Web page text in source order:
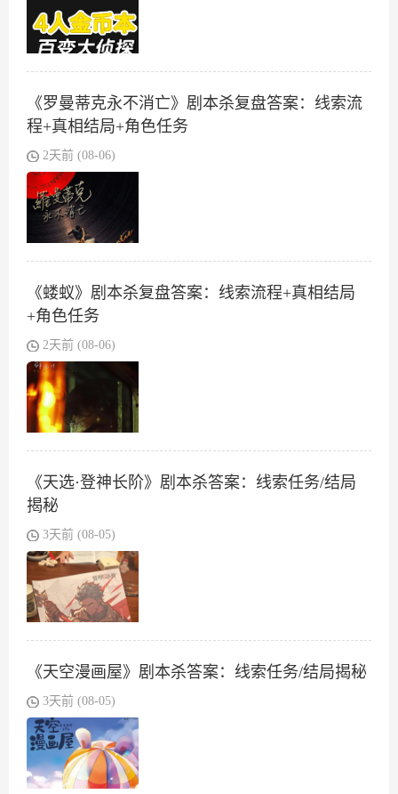
《罗曼蒂克永不消亡》剧本杀复盘答案：线索流
程+真相结局+角色任务
2天前 (08-06)
《蝼蚁》剧本杀复盘答案：线索流程+真相结局
+角色任务
2天前 (08-06)
《天选·登神长阶》剧本杀答案：线索任务/结局
揭秘
3天前 (08-05)
《天空漫画屋》剧本杀答案：线索任务/结局揭秘
3天前 (08-05)